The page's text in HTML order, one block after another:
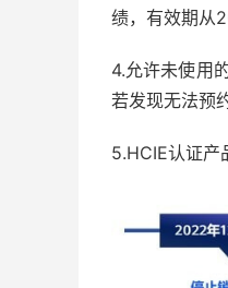
绩，有效期从
4.允许未使用
若发现无法预
5.HCIE认证产